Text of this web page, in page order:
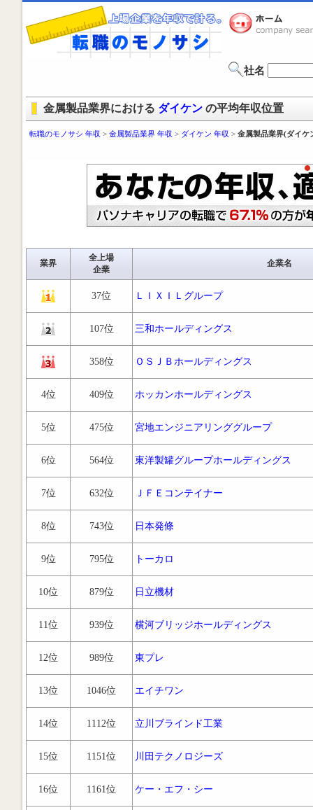
社名
金属製品業界における ダイケン の平均年収位置
転職のモノサシ 年収 > 金属製品業界 年収 > ダイケン 年収 > 金属製品業界(ダイケ
業界
全上場
企業
企業名
37位 ＬＩＸＩＬグループ
107位 三和ホールディングス
358位 ＯＳＪＢホールディングス
4位 409位 ホッカンホールディングス
5位 475位 宮地エンジニアリンググループ
6位 564位 東洋製罐グループホールディングス
7位 632位 ＪＦＥコンテイナー
8位 743位 日本発條
9位 795位 トーカロ
10位 879位 日立機材
11位 939位 横河ブリッジホールディングス
12位 989位 東プレ
13位 1046位 エイチワン
14位 1112位 立川ブラインド工業
15位 1151位 川田テクノロジーズ
16位 1161位 ケー・エフ・シー